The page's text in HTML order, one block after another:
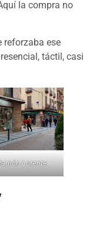
la compra no
reforzaba ese
táctil, casi
Lorente